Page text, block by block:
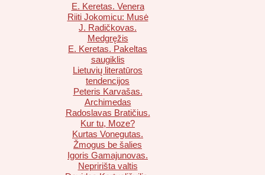
E. Keretas. Venera
Riiti Jokomicu: Musė
J. Radičkovas.
Medgręžis
E. Keretas. Pakeltas
saugiklis
Lietuvių literatūros
tendencijos
Peteris Karvašas.
Archimedas
Radoslavas Bratičius.
Kur tu, Moze?
Kurtas Vonegutas.
Žmogus be šalies
Igoris Gamajunovas.
Nepririšta valtis